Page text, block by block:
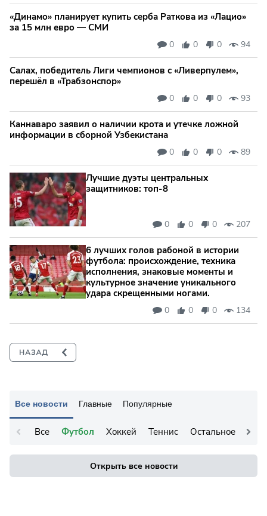
Все новости Главные Популярные
Все Футбол Хоккей Теннис Остальное
Открыть все новости
«Динамо» планирует купить серба Раткова из «Лацио»
за 15 млн евро — СМИ
0 0 0 94
Салах, победитель Лиги чемпионов с «Ливерпулем»,
перешёл в «Трабзонспор»
0 0 0 93
Каннаваро заявил о наличии крота и утечке ложной
информации в сборной Узбекистана
0 0 0 89
Лучшие дуэты центральных
защитников: топ‑8
0 0 0 207
6 лучших голов рабоной в истории
футбола: происхождение, техника
исполнения, знаковые моменты и
культурное значение уникального
удара скрещенными ногами.
0 0 0 134